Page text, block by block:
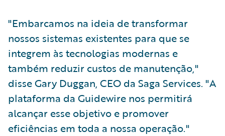
"Embarcamos na ideia de transformar
nossos sistemas existentes para que se
integrem às tecnologias modernas e
também reduzir custos de manutenção,"
disse Gary Duggan, CEO da Saga Services. "A
plataforma da Guidewire nos permitirá
alcançar esse objetivo e promover
eficiências em toda a nossa operação."